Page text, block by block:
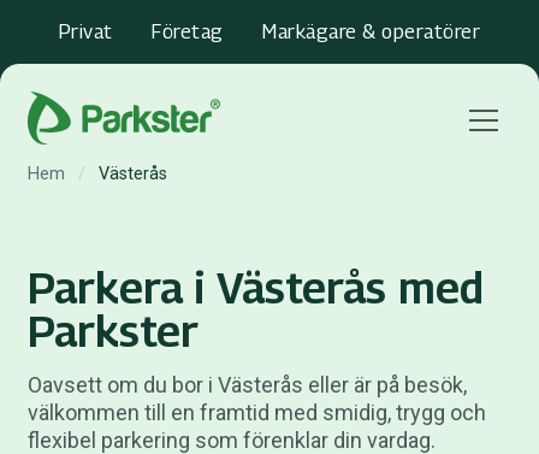
Privat Företag Markägare & operatörer
Menu
Hem / Västerås
Parkera i Västerås med
Parkster
Oavsett om du bor i Västerås eller är på besök,
välkommen till en framtid med smidig, trygg och
flexibel parkering som förenklar din vardag.